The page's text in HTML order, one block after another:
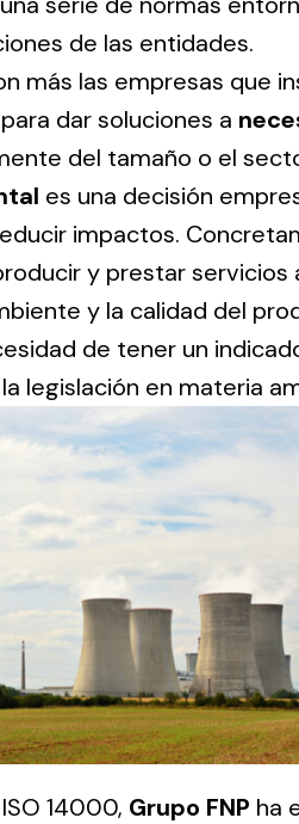
Ventilation
The
incorporation of
Novovent into
meant a greater
offer of
ventilation
products for
different uses
de las entidades.
más las empresas que
para dar soluciones a
del tamaño o el
es una decisión
impactos.
y prestar servicios
y la calidad del
de tener un
legislación en materia
14000, Grupo FNP ha